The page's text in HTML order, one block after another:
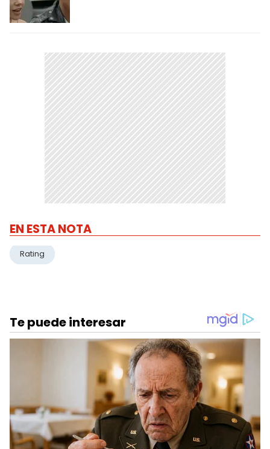
EN ESTA NOTA
Rating